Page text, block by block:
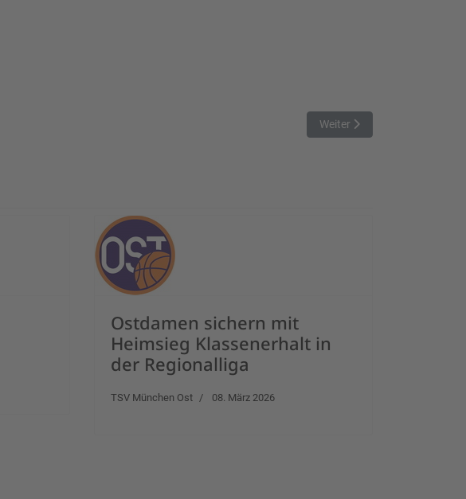
Nächster Beitrag: TVA
Weiter
Ostdamen sichern mit
Heimsieg Klassenerhalt in
der Regionalliga
TSV München Ost 08. März 2026